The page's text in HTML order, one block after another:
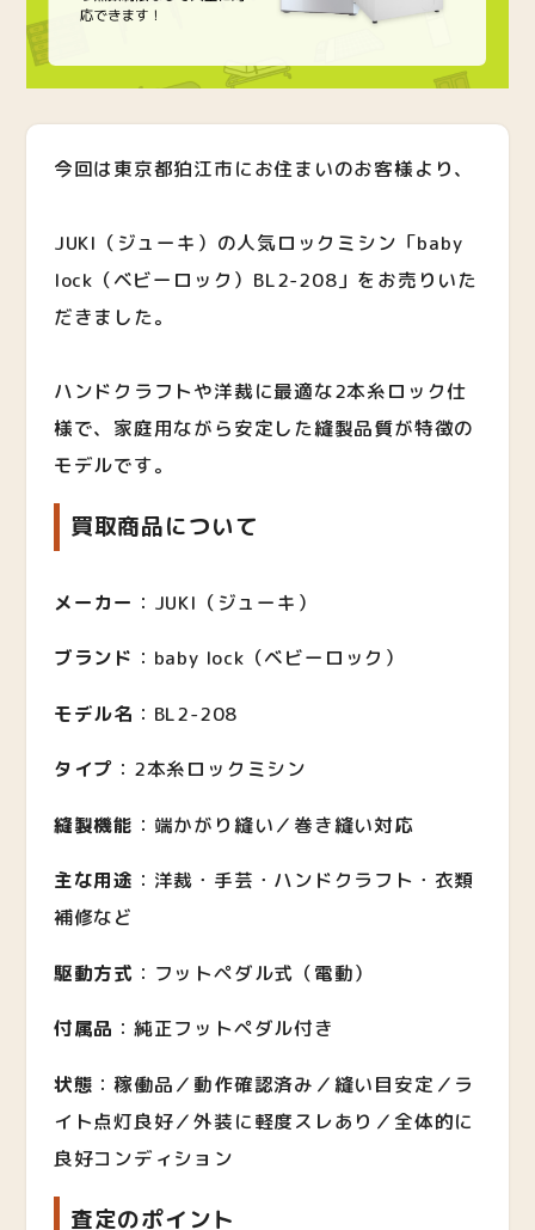
今回は東京都狛江市にお住まいのお客様より、
JUKI（ジューキ）の人気ロックミシン「baby
lock（ベビーロック）BL2-208」をお売りいた
だきました。
ハンドクラフトや洋裁に最適な2本糸ロック仕
様で、家庭用ながら安定した縫製品質が特徴の
モデルです。
買取商品について
メーカー ：JUKI（ジューキ）
ブランド ：baby lock（ベビーロック）
モデル名 ：BL2-208
タイプ ：2本糸ロックミシン
縫製機能 ：端かがり縫い／巻き縫い対応
主な用途 ：洋裁・手芸・ハンドクラフト・衣類
補修など
駆動方式 ：フットペダル式（電動）
付属品 ：純正フットペダル付き
状態 ：稼働品／動作確認済み／縫い目安定／ラ
イト点灯良好／外装に軽度スレあり／全体的に
良好コンディション
査定のポイント